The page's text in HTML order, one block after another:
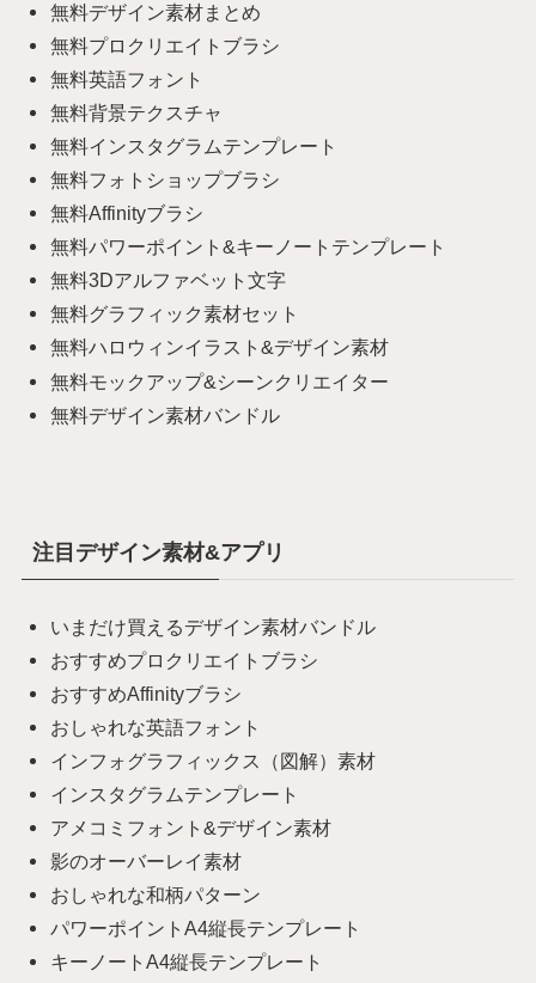
無料デザイン素材まとめ
無料プロクリエイトブラシ
無料英語フォント
無料背景テクスチャ
無料インスタグラムテンプレート
無料フォトショップブラシ
無料Affinityブラシ
無料パワーポイント&キーノートテンプレート
無料3Dアルファベット文字
無料グラフィック素材セット
無料ハロウィンイラスト&デザイン素材
無料モックアップ&シーンクリエイター
無料デザイン素材バンドル
注目デザイン素材&アプリ
いまだけ買えるデザイン素材バンドル
おすすめプロクリエイトブラシ
おすすめAffinityブラシ
おしゃれな英語フォント
インフォグラフィックス（図解）素材
インスタグラムテンプレート
アメコミフォント&デザイン素材
影のオーバーレイ素材
おしゃれな和柄パターン
パワーポイントA4縦長テンプレート
キーノートA4縦長テンプレート